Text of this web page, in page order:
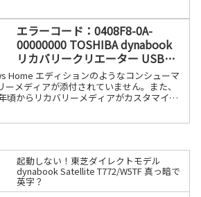
エラーコード：0408F8-0A-
00000000 TOSHIBA dynabook
リカバリークリエーター USBメ
モリの作成
Home エディションのようなコンシューマ
メディアが添付されていません。また、
頃からリカバリーメディアがカスタマイズ
起動しない！東芝ダイレクトモデル
dynabook Satellite T772/W5TF 真っ暗で
英字？